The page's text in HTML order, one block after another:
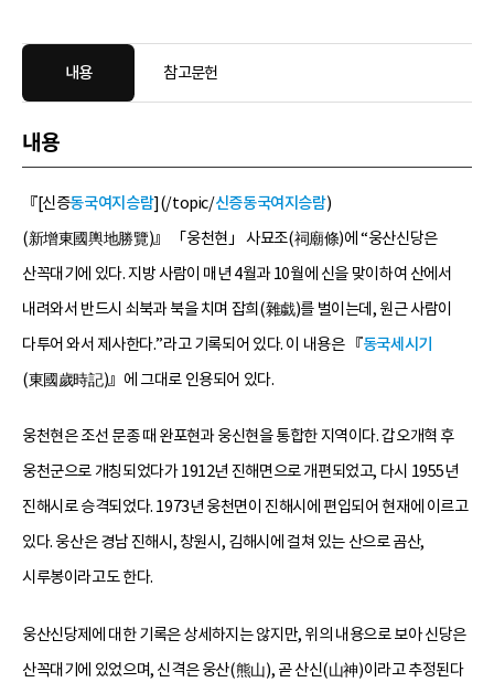
내용 참고문헌
내용
『[신증동국여지승람](/topic/신증동국여지승람)
(新增東國輿地勝覽)』 「웅천현」 사묘조(祠廟條)에 “웅산신당은
산꼭대기에 있다. 지방 사람이 매년 4월과 10월에 신을 맞이하여 산에서
내려와서 반드시 쇠북과 북을 치며 잡희(雜戱)를 벌이는데, 원근 사람이
다투어 와서 제사한다.”라고 기록되어 있다. 이 내용은 『동국세시기
(東國歲時記)』에 그대로 인용되어 있다.
웅천현은 조선 문종 때 완포현과 웅신현을 통합한 지역이다. 갑오개혁 후
웅천군으로 개칭되었다가 1912년 진해면으로 개편되었고, 다시 1955년
진해시로 승격되었다. 1973년 웅천면이 진해시에 편입되어 현재에 이르고
있다. 웅산은 경남 진해시, 창원시, 김해시에 걸쳐 있는 산으로 곰산,
시루봉이라고도 한다.
웅산신당제에 대한 기록은 상세하지는 않지만, 위의 내용으로 보아 신당은
산꼭대기에 있었으며, 신격은 웅산(熊山), 곧 산신(山神)이라고 추정된다